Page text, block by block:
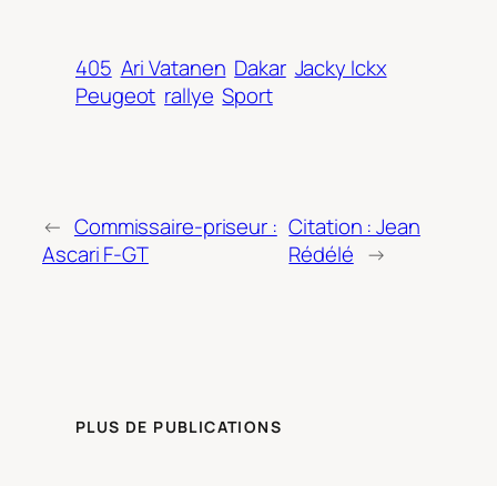
405 Ari Vatanen Dakar Jacky Ickx
Peugeot rallye Sport
← Commissaire-priseur :
Ascari F-GT
Citation : Jean
Rédélé →
PLUS DE PUBLICATIONS